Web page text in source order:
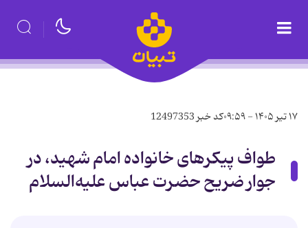
۱۷ تیر ۱۴۰۵ - ۰۹:۵۹ کد خبر 12497353
طواف پیکرهای خانواده امام شهید، در
جوار ضریح حضرت عباس علیه‌السلام